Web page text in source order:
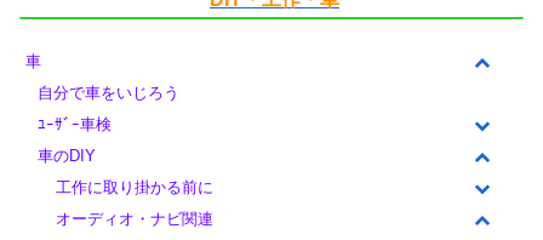
車
自分で車をいじろう
ﾕｰｻﾞｰ車検
車のDIY
工作に取り掛かる前に
オーディオ・ナビ関連